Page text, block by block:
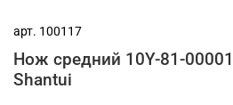
арт. 100117
Нож средний 10Y-81-
Shantui